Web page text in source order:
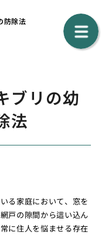
防除法
ブリの幼
法
る家庭において、窓を
戸の隙間から這い込ん
に住人を悩ませる存在